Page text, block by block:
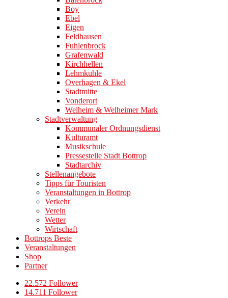
Boy
Ebel
Eigen
Feldhausen
Fuhlenbrock
Grafenwald
Kirchhellen
Lehmkuhle
Overhagen & Ekel
Stadtmitte
Vonderort
Welheim & Welheimer Mark
Stadtverwaltung
Kommunaler Ordnungsdienst
Kulturamt
Musikschule
Pressestelle Stadt Bottrop
Stadtarchiv
Stellenangebote
Tipps für Touristen
Veranstaltungen in Bottrop
Verkehr
Verein
Wetter
Wirtschaft
Bottrops Beste
Veranstaltungen
Shop
Partner
22.572 Follower
14.711 Follower